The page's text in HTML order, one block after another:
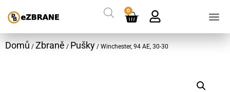
0
Domů / Zbraně / Pušky / Winchester, 94 AE, 30-30